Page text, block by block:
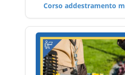
Corso addestramento